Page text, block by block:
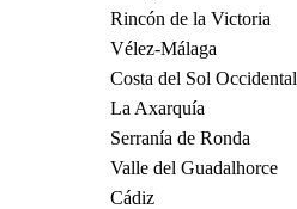
Rincón de la Victoria
Vélez-Málaga
Costa del Sol Occidental
La Axarquía
Serranía de Ronda
Valle del Guadalhorce
Cádiz